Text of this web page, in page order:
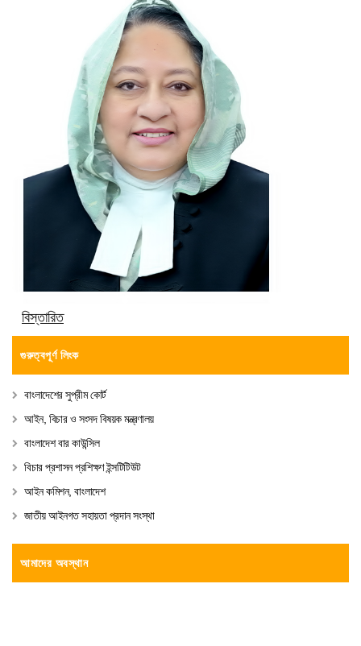
বিস্তারিত
গুরুত্বপূর্ণ লিংক
বাংলাদেশের সুপ্রীম কোর্ট
আইন, বিচার ও সংসদ বিষয়ক মন্ত্রণালয়
বাংলাদেশ বার কাউন্সিল
বিচার প্রশাসন প্রশিক্ষণ ইন্সটিটিউট
আইন কমিশন, বাংলাদেশ
জাতীয় আইনগত সহায়তা প্রদান সংস্থা
আমাদের অবস্থান